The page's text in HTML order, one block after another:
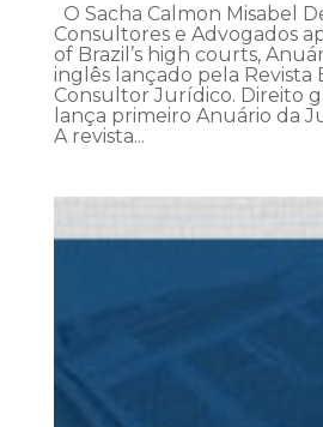
O Sacha Calmon Misabel
Consultores e Advogados
of Brazil’s high courts,
inglês lançado pela Revista
Consultor Jurídico. Direito
lança primeiro Anuário da
A revista...